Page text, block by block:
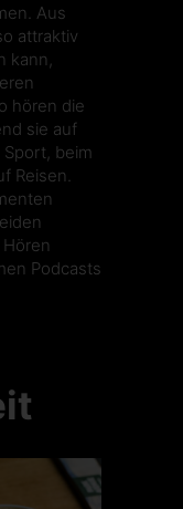
Aus
attraktiv
kann,
hören die
sie auf
beim
Reisen.
Podcasts